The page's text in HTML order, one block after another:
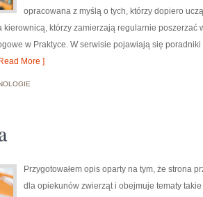
opracowana z myślą o tych, którzy dopiero
kierownicą, którzy zamierzają regularnie poszerzać
w Praktyce. W serwisie pojawiają się
More ]
Przygotowałem opis oparty na tym, że strona
dla opiekunów zwierząt i obejmuje tematy